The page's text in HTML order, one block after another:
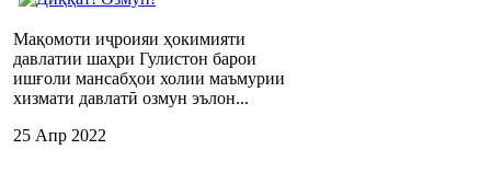
Мақомоти иҷроияи ҳокимияти
давлатии шаҳри Гулистон барои
ишғоли мансабҳои холии маъмурии
хизмати давлатӣ озмун эълон...
25 Апр 2022